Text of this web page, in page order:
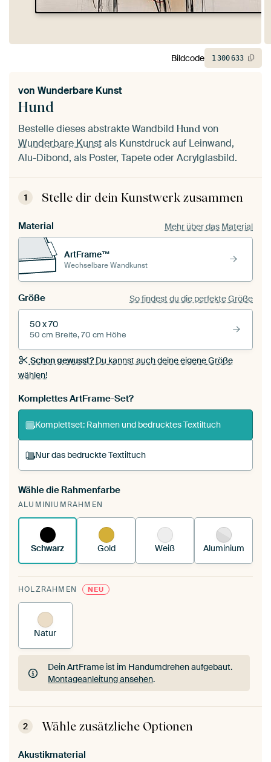
Hund
von Wunderbare Kunst
Bestelle dieses abstrakte Wandbild Hund von
Wunderbare Kunstals Kunstdruck auf Leinwand,
Alu-Dibond, als Poster, Tapete oder Acrylglasbild.
1 Stelle dir dein Kunstwerk zusammen
Material Mehr über das Material
ArtFrame™
Wechselbare Wandkunst
Größe So findest du die perfekte Größe
50 x 70
50 cm Breite, 70 cm Höhe
Schon gewusst?Du kannst auch deine eigene Größe
wählen!
Komplettes ArtFrame-Set?
Komplettset: Rahmen und bedrucktes Textiltuch
Nur das bedruckte Textiltuch
Du spannst einen wechselbaren Textiltuch in
deinen vorhandenen ArtFrame™.
es.
Wähle die Rahmenfarbe
ALUMINIUMRAHMEN
Schwarz Gold Weiß Aluminium
HOLZRAHMEN NEU
Natur
Dein ArtFrame ist im Handumdrehen aufgebaut.
Montageanleitung ansehen.
Dein ArtFrame ist im Handumdrehen aufgebaut.
Montageanleitung ansehen
2 Wähle zusätzliche Optionen
Akustikmaterial
Bildcode 1300633